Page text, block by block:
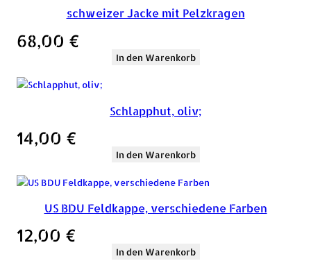
schweizer Jacke mit Pelzkragen
68,00 €
In den Warenkorb
Schlapphut, oliv;
14,00 €
In den Warenkorb
US BDU Feldkappe, verschiedene Farben
12,00 €
In den Warenkorb